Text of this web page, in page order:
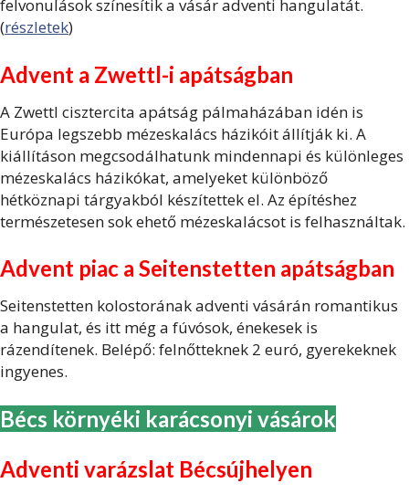
felvonulások színesítik a vásár adventi hangulatát.
(részletek)
Advent a Zwettl-i apátságban
A Zwettl cisztercita apátság pálmaházában idén is
Európa legszebb mézeskalács házikóit állítják ki. A
kiállításon megcsodálhatunk mindennapi és különleges
mézeskalács házikókat, amelyeket különböző
hétköznapi tárgyakból készítettek el. Az építéshez
természetesen sok ehető mézeskalácsot is felhasználtak.
Advent piac a Seitenstetten apátságban
Seitenstetten kolostorának adventi vásárán romantikus
a hangulat, és itt még a fúvósok, énekesek is
rázendítenek. Belépő: felnőtteknek 2 euró, gyerekeknek
ingyenes.
Bécs környéki karácsonyi vásárok
Adventi varázslat Bécsújhelyen